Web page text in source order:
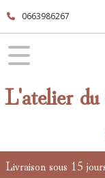
0663986267
L'atelier du